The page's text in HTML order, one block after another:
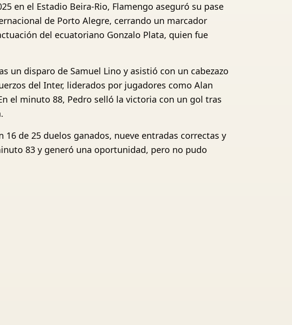
en el Estadio Beira-Rio, Flamengo aseguró su pase
de Porto Alegre, cerrando un marcador
del ecuatoriano Gonzalo Plata, quien fue
un disparo de Samuel Lino y asistió con un cabezazo
del Inter, liderados por jugadores como Alan
el minuto 88, Pedro selló la victoria con un gol tras
de 25 duelos ganados, nueve entradas correctas y
83 y generó una oportunidad, pero no pudo